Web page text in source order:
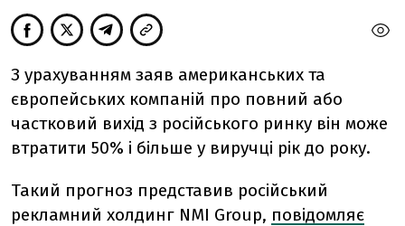
З урахуванням заяв американських та
європейських компаній про повний або
частковий вихід з російського ринку він може
втратити 50% і більше у виручці рік до року.
Такий прогноз представив російський
рекламний холдинг NMI Group, повідомляє